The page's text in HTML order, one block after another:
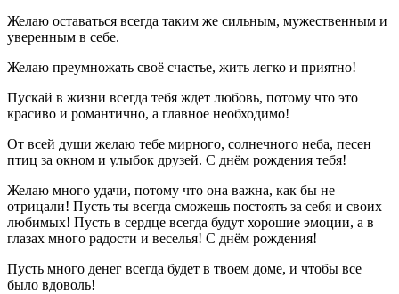
Желаю оставаться всегда таким же сильным, мужественным и
уверенным в себе.
Желаю преумножать своё счастье, жить легко и приятно!
Пускай в жизни всегда тебя ждет любовь, потому что это
красиво и романтично, а главное необходимо!
От всей души желаю тебе мирного, солнечного неба, песен
птиц за окном и улыбок друзей. С днём рождения тебя!
Желаю много удачи, потому что она важна, как бы не
отрицали! Пусть ты всегда сможешь постоять за себя и своих
любимых! Пусть в сердце всегда будут хорошие эмоции, а в
глазах много радости и веселья! С днём рождения!
Пусть много денег всегда будет в твоем доме, и чтобы все
было вдоволь!